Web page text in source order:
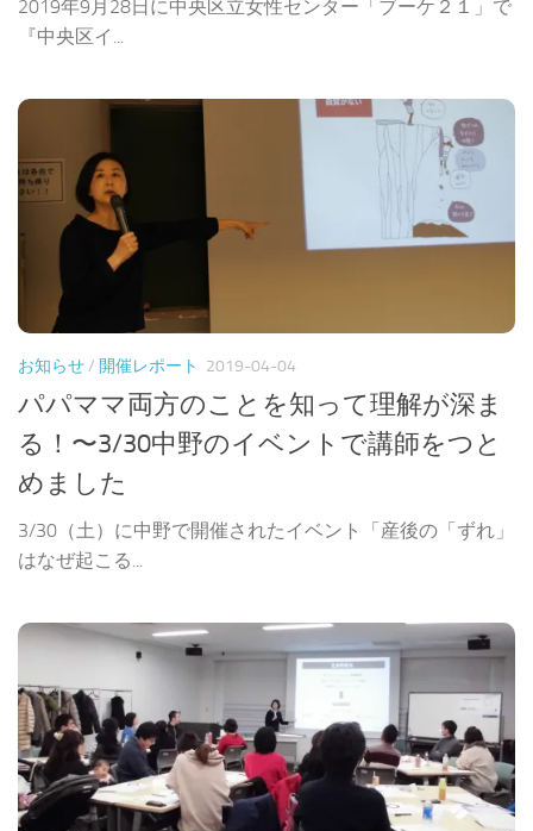
2019年9月28日に中央区立女性センター「ブーケ２１」で
『中央区イ...
お知らせ/ 開催レポート 2019-04-04
パパママ両方のことを知って理解が深ま
る！〜3/30中野のイベントで講師をつと
めました
3/30（土）に中野で開催されたイベント「産後の「ずれ」
はなぜ起こる...